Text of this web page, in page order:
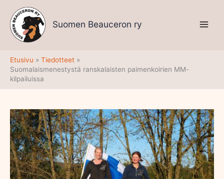
sisältöön
Suomen Beauceron ry
Etusivu
Tiedotteet
Suomalaismenestystä ranskalaisten paimenkoirien MM-
kilpailuissa